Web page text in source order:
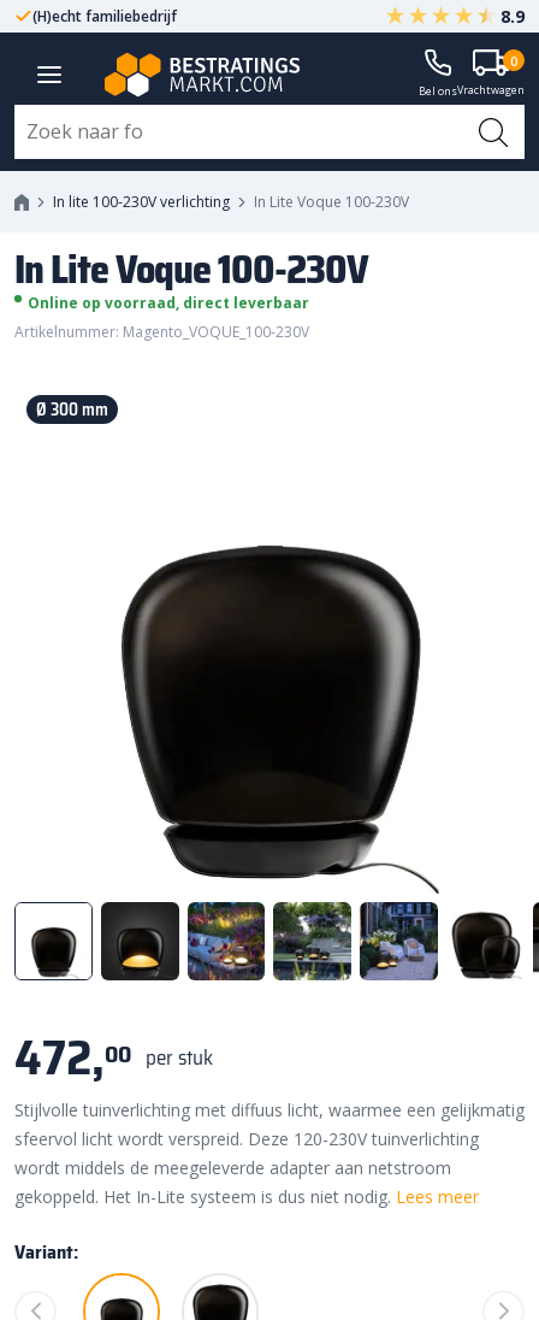
(H)echt familiebedrijf Gegarandeerd A-kwaliteit
8.9
Bel onsVrachtwagen
0
In lite 100-230V verlichting In Lite Voque 100-230V
In Lite Voque 100-230V
Online op voorraad, direct leverbaar
Artikelnummer: Magento_VOQUE_100-230V
Ø 300 mm
472,00 per stuk
Stijlvolle tuinverlichting met diffuus licht, waarmee een gelijkmatig
sfeervol licht wordt verspreid. Deze 120-230V tuinverlichting
wordt middels de meegeleverde adapter aan netstroom
gekoppeld. Het In-Lite systeem is dus niet nodig. Lees meer
Variant:
In Lite Voque 100-230V